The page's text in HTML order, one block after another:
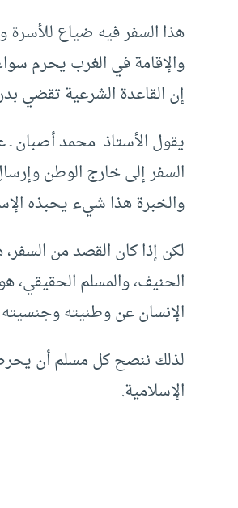
هذا السفر فيه ضياع للأسرة
والإقامة في الغرب يحرم
إن القاعدة الشرعية تقضي
يقول الأستاذ محمد أصبان ـ
السفر إلى خارج الوطن
والخبرة هذا شيء يحبذه
لكن إذا كان القصد من السفر،
الحنيف، والمسلم الحقيقي،
الإنسان عن وطنيته
لذلك ننصح كل مسلم أن
الإسلامية.